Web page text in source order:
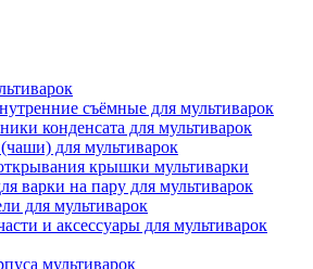
съёмные для мультиварок
конденсата для мультиварок
для мультиварок
крышки мультиварки
варки на пару для мультиварок
для мультиварок
и аксессуары для мультиварок
мультиварок